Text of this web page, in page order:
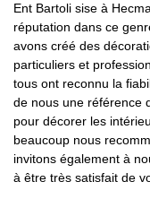
Ent Bartoli sise à
réputation dans ce
avons créé des
particuliers et
tous ont reconnu la
de nous une référence
pour décorer les
beaucoup nous
invitons également à
à être très satisfait de